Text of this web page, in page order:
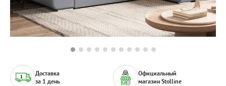
Доставка
за 1 день
Официальный
магазин Stolline